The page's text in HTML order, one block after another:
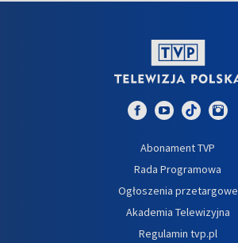
Abonament TVP
Rada Programowa
Ogłoszenia przetargowe
Akademia Telewizyjna
Regulamin tvp.pl